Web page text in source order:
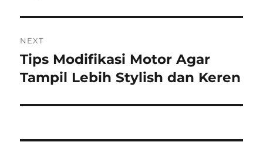
NEXT
Next
post:
Tips Modifikasi Motor Agar
Tampil Lebih Stylish dan Keren